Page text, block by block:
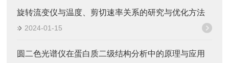
旋转流变仪与温度、剪切速率关系的研究与优化方法
2024-01-15
圆二色光谱仪在蛋白质二级结构分析中的原理与应用